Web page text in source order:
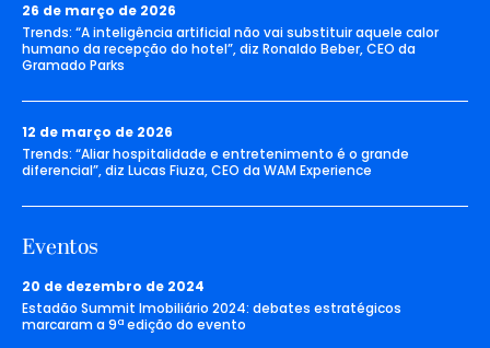
26 de março de 2026
Trends: “A inteligência artificial não vai substituir aquele calor
humano da recepção do hotel”, diz Ronaldo Beber, CEO da
Gramado Parks
12 de março de 2026
Trends: “Aliar hospitalidade e entretenimento é o grande
diferencial”, diz Lucas Fiuza, CEO da WAM Experience
Eventos
20 de dezembro de 2024
Estadão Summit Imobiliário 2024: debates estratégicos
marcaram a 9ª edição do evento